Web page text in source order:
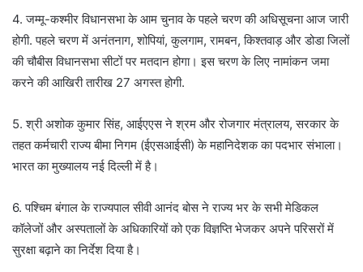
4. जम्मू-कश्मीर विधानसभा के आम चुनाव के पहले चरण की अधिसूचना आज जारी
होगी. पहले चरण में अनंतनाग, शोपियां, कुलगाम, रामबन, किश्तवाड़ और डोडा जिलों
की चौबीस विधानसभा सीटों पर मतदान होगा। इस चरण के लिए नामांकन जमा
करने की आखिरी तारीख 27 अगस्त होगी.
5. श्री अशोक कुमार सिंह, आईएएस ने श्रम और रोजगार मंत्रालय, सरकार के
तहत कर्मचारी राज्य बीमा निगम (ईएसआईसी) के महानिदेशक का पदभार संभाला।
भारत का मुख्यालय नई दिल्ली में है।
6. पश्चिम बंगाल के राज्यपाल सीवी आनंद बोस ने राज्य भर के सभी मेडिकल
कॉलेजों और अस्पतालों के अधिकारियों को एक विज्ञप्ति भेजकर अपने परिसरों में
सुरक्षा बढ़ाने का निर्देश दिया है।